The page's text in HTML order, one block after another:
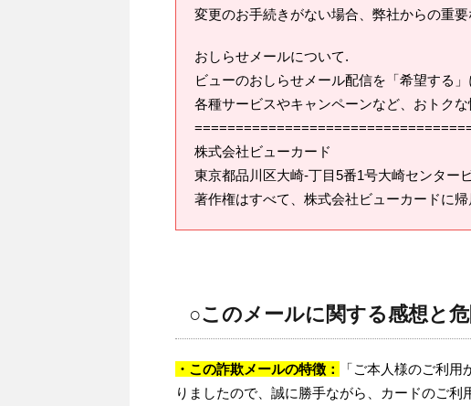
変更のお手続きがない場合、弊社からの重
おしらせメールについて.
ビューのおしらせメール配信を「希望する」
各種サービスやキャンペーンなど、おトクな
株式会社ビューカード
東京都品川区大崎-丁目5番1号大崎センター
著作権はすべて、株式会社ビューカードに帰
○このメールに関する感想と
・この詐欺メールの特徴：
「ご本人様のご利
りましたので、誠に勝手ながら、カードのご